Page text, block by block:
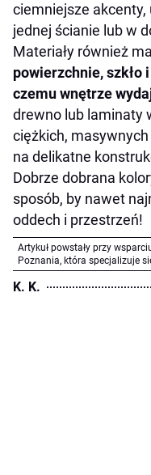
ciemniejsze
jednej ścianie lub w
Materiały również
powierzchnie, szkło
czemu wnętrze
drewno lub laminaty
ciężkich,
na delikatne
Dobrze dobrana
sposób, by nawet
oddech i przestrzeń!
Artykuł powstały przy
Poznania, która specjalizuje
K. K.